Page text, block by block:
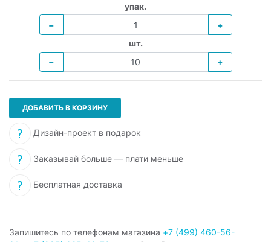
упак.
−
+
шт.
−
+
ДОБАВИТЬ В КОРЗИНУ
Дизайн-проект в подарок
Заказывай больше — плати меньше
Бесплатная доставка
Запишитесь по телефонам магазина +7 (499) 460-56-